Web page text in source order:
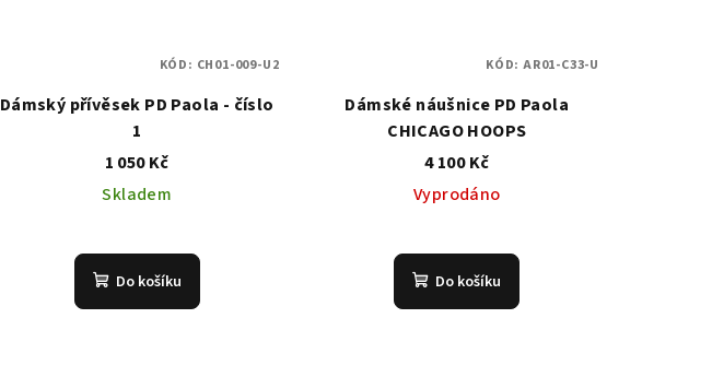
Dámský přívěsek PD Paola - číslo
1
1 050 Kč
Skladem
Do košíku
KÓD: CH01-009-U2
Dámské náušnice PD Paola
CHICAGO HOOPS
4 100 Kč
Vyprodáno
Do košíku
KÓD: AR01-C33-U